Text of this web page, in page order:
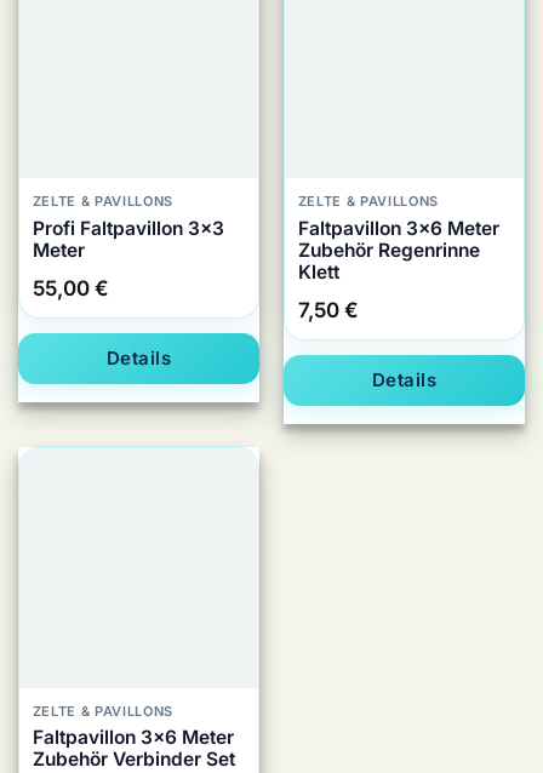
ZELTE & PAVILLONS
Profi Faltpavillon 3×3
Meter
55,00 €
Details
ZELTE & PAVILLONS
Faltpavillon 3×6 Meter
Zubehör Regenrinne
Klett
7,50 €
Details
ZELTE & PAVILLONS
Faltpavillon 3×6 Meter
Zubehör Verbinder Set